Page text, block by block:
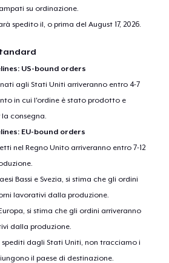
su ordinazione.
spedito il, o prima delAugust 17, 2026.
US-bound orders
agli Stati Uniti arriveranno entro 4-7
in cui l'ordine è stato prodotto e
consegna.
EU-bound orders
nel Regno Unito arriveranno entro 7-12
Bassi e Svezia, si stima che gli ordini
lavorativi dalla produzione.
si stima che gli ordini arriveranno
dalla produzione.
dagli Stati Uniti, non tracciamo i
il paese di destinazione.